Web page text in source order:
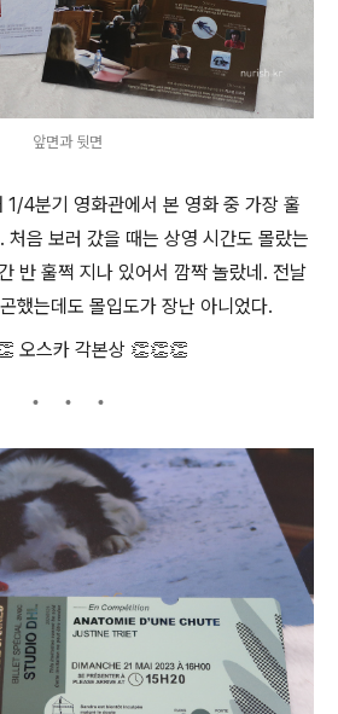
앞면과 뒷면
1/4분기 영화관에서 본 영화 중 가장 훌
처음 보러 갔을 때는 상영 시간도 몰랐는
반 훌쩍 지나 있어서 깜짝 놀랐네. 전날
했는데도 몰입도가 장난 아니었다.
오스카 각본상 👏👏👏